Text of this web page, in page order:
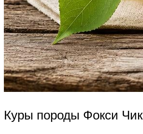
Куры породы Фокси Чик